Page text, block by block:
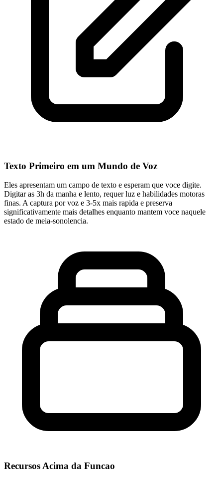
Texto Primeiro em um Mundo de Voz
Eles apresentam um campo de texto e esperam que voce digite.
Digitar as 3h da manha e lento, requer luz e habilidades motoras
finas. A captura por voz e 3-5x mais rapida e preserva
significativamente mais detalhes enquanto mantem voce naquele
estado de meia-sonolencia.
Recursos Acima da Funcao